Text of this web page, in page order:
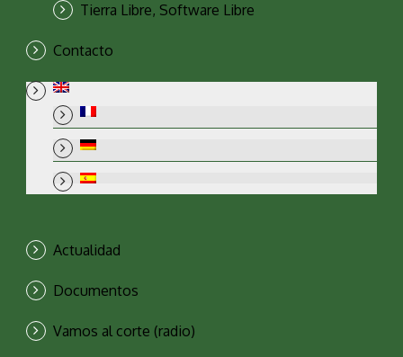
Tierra Libre, Software Libre
Contacto
Actualidad
Documentos
Vamos al corte (radio)